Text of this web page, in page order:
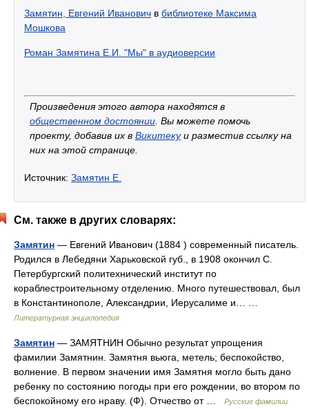
Замятин, Евгений Иванович в библиотеке Максима
Мошкова
Роман Замятина Е.И. "Мы" в аудиоверсии
Произведения этого автора находятся в
общественном достоянии . Вы можете помочь
проекту, добавив их в Викитекуи разместив ссылку на
них на этой странице.
Источник: Замятин Е.
См. также в других словарях:
Замятин — Евгений Иванович (1884 ) современный писатель.
Родился в Лебедяни Харьковской губ., в 1908 окончил С.
Петербургский политехнический институт по
кораблестроительному отделению. Много путешествовал, был
в Константинополе, Александрии, Иерусалиме и… …
Литературная энциклопедия
Замятин — ЗАМЯТНИН Обычно результат упрощения
фамилии Замятнин. Замятня вьюга, метель; беспокойство,
волнение. В первом значении имя Замятня могло быть дано
ребенку по состоянию погоды при его рождении, во втором по
беспокойному его нраву. (Ф). Отчество от …
Русские фамилии